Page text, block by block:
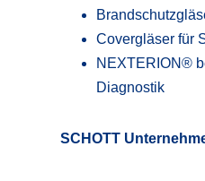
Covergläser für
NEXTERION®
Diagnostik
SCHOTT